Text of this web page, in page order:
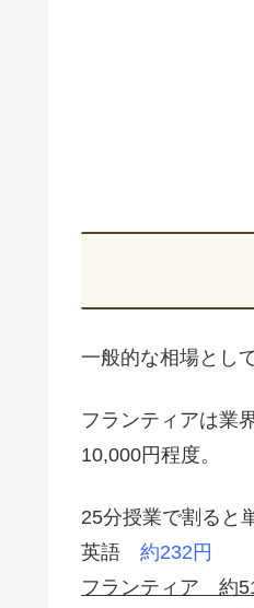
一般的な相場とし
フランティアは業
10,000円程度。
25分授業で割ると
英語 約232円
フランティア 約